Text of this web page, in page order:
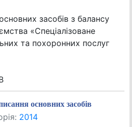
засобів з балансу
«Спеціалізоване
та похоронних послуг
основних засобів
2014